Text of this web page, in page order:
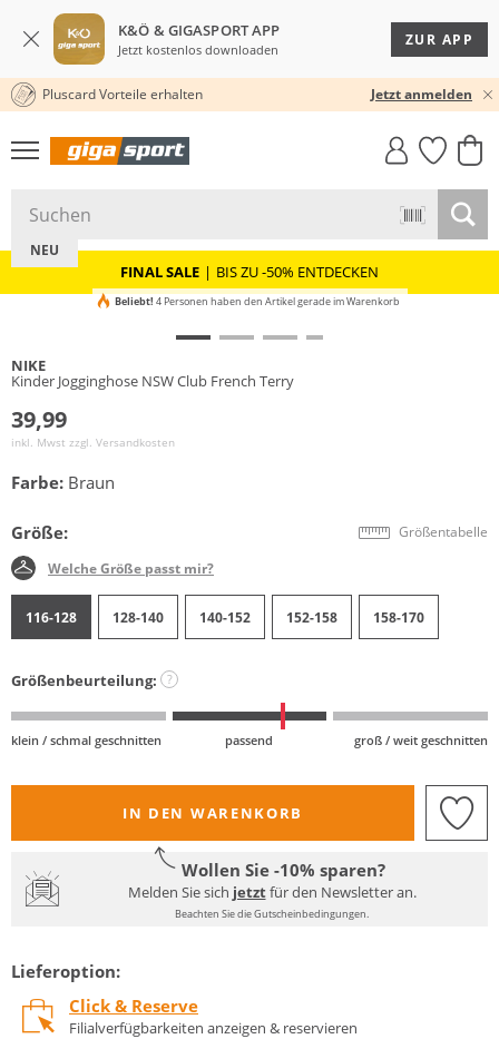
K&Ö & GIGASPORT APP
Jetzt kostenlos downloaden
ZUR APP
30 TAGE RÜCKGABERECHT
Pluscard Vorteile erhalten Jetzt anmelden
GIGASTYLE
FAHRRAD­
MUST-HAVE
FINAL SALE | BIS ZU -50% ENTDECKEN
NEU
Beliebt! 4 Personen haben den Artikel gerade im Warenkorb
NIKE
Kinder Jogginghose NSW Club French Terry
39,99
inkl. Mwst zzgl. Versandkosten
Farbe: Braun
Größe: Größentabelle
Welche Größe passt mir?
116-128 128-140 140-152 152-158 158-170
Größenbeurteilung: ?
klein / schmal geschnitten passend groß / weit geschnitten
IN DEN WARENKORB
Wollen Sie -10% sparen?
Melden Sie sich jetztfür den Newsletter an.
Beachten Sie die Gutscheinbedingungen.
Lieferoption:
Click & Reserve
Filialverfügbarkeiten anzeigen & reservieren